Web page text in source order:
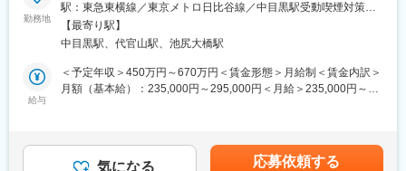
る場合があります。 ※その際は、もちろん振替休日の取得が可能
◎社風はとてもフラットです。新卒/中途、年齢、部署に捉われ
ず、お互いに協力しあい、自然とコミュニケーションが生まれて
■同社の特徴・魅力
す。モノ(商品・施設)、サービス(仕事内容・制度・仕組み)、情報
■業務内容
当社のイベントの制作管理・進行管理を中心に、将来的にはIPビ
ジネスを軸としたイベント企画・プロデュースをご担当いただき
ます。
現在はフードイベント主催し、出店交渉やオーナーへの出資を募
◎受託イベントの進行・制作管理
・各種メディアで取り上げられる大規模イベントの制作進行を担
勤務地
駅：東急東横線／東京メトロ日比谷線／中目黒駅受動喫煙対策：
屋内喫煙可能場所あり変更の範囲：会社の定める事業所
【最寄り駅】
中目黒駅、代官山駅、池尻大橋駅
給与
＜予定年収＞450万円～670万円＜賃金形態＞月給制＜賃金内訳＞
月額（基本給）：235,000円～295,000円＜月給＞235,000円～
与?年2回（6月・12月）?理論月数：4.4ヵ月分／年?平均実績月数
気になる 応募依頼する